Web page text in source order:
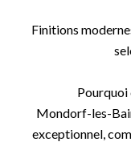
Finitions
Mondorf-les-
exceptionnel,